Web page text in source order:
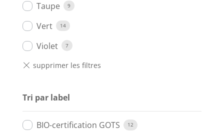
Taupe 9
Vert 14
Violet 7
Tri par label
BIO-certification GOTS 12